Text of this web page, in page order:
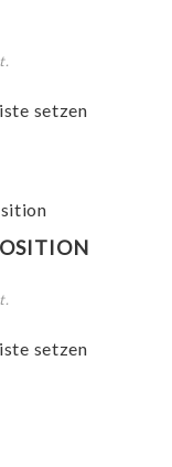
setzen
setzen